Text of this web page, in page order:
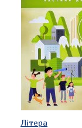
Літера